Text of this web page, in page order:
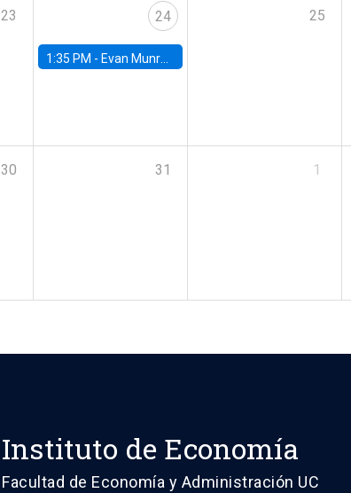
23 24
1:35 PM - Evan Munro, Neyman Visiting Assistant Professor in the Department of Statistics at UC Berkeley
25
30 31 1
Instituto de Economía
Facultad de Economía y Administración UC